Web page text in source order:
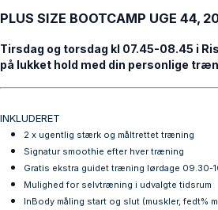
PLUS SIZE BOOTCAMP UGE 44,
Tirsdag og torsdag kl 07.45-08.45 i
på lukket hold med din personlige
INKLUDERET
2 x ugentlig stærk og måltrettet træning
Signatur smoothie efter hver træning
Gratis ekstra guidet træning lørdage 09.30-
Mulighed for selvtræning i udvalgte tidsrum
InBody måling start og slut (muskler, fedt%